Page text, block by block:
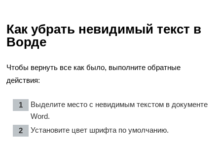
Как убрать невидимый текст в
Ворде
Чтобы вернуть все как было, выполните обратные
действия:
Выделите место с невидимым текстом в документе
Word.
Установите цвет шрифта по умолчанию.